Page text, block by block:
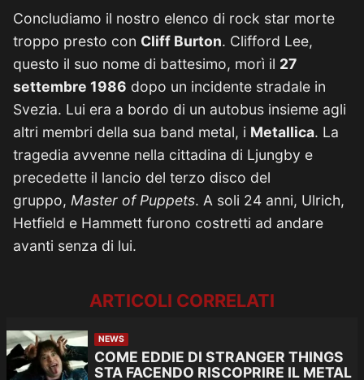
Concludiamo il nostro elenco di rock star morte
troppo presto con Cliff Burton. Clifford Lee,
questo il suo nome di battesimo, morì il 27
settembre 1986 dopo un incidente stradale in
Svezia. Lui era a bordo di un autobus insieme agli
altri membri della sua band metal, i Metallica. La
tragedia avvenne nella cittadina di Ljungby e
precedette il lancio del terzo disco del
gruppo, Master of Puppets. A soli 24 anni, Ulrich,
Hetfield e Hammett furono costretti ad andare
avanti senza di lui.
ARTICOLI CORRELATI
NEWS
COME EDDIE DI STRANGER THINGS
STA FACENDO RISCOPRIRE IL METAL